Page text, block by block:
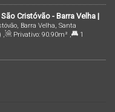
do Mar
Cristóvão - Barra Velha |
Barra Velha, Santa
, Privativo: 90.90m² ,
1